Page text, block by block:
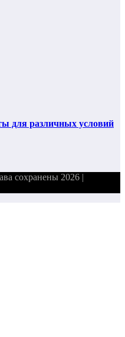
для различных условий
сохранены 2026 |